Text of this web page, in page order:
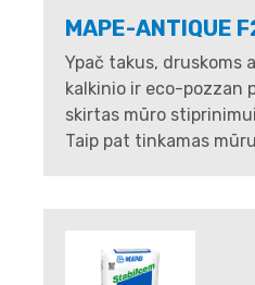
MAPE-ANTIQUE
Ypač takus, druskoms
kalkinio ir eco-pozzan
skirtas mūro
Taip pat tinkamas